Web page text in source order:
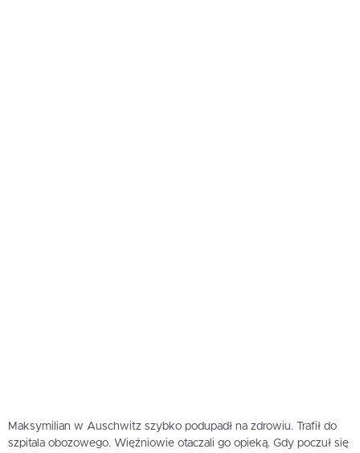
Maksymilian w Auschwitz szybko podupadł na zdrowiu. Trafił do
szpitala obozowego. Więźniowie otaczali go opieką. Gdy poczuł się